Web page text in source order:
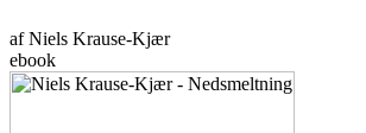
af Niels Krause-Kjær
ebook